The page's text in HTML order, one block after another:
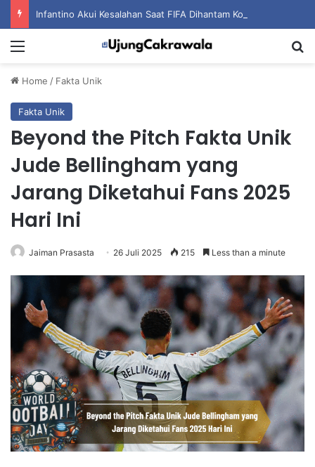
Home / Fakta Unik
Fakta Unik
Beyond the Pitch Fakta Unik
Jude Bellingham yang
Jarang Diketahui Fans 2025
Hari Ini
Jaiman Prasasta 26 Juli 2025 215 Less than a minute